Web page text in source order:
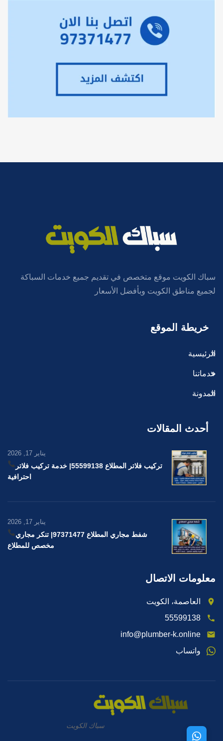
سباك الكويت موقع متخصص في تقديم جميع خدمات السباكة
لجميع مناطق الكويت وبأفضل الأسعار
خريطة الموقع
الرئيسية
خدماتنا
المدونة
أحدث المقالات
يناير 17, 2026
تركيب فلاتر المطلاع 55599138
| خدمة تركيب فلاتر
احترافية
يناير 17, 2026
شفط مجاري المطلاع 97371477
| تنكر مجاري
مخصص للمطلاع
معلومات الاتصال
العاصمة، الكويت
55599138
info@plumber-k.online
واتساب
سباك الكويت